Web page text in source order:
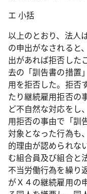
エ 小括
以上のとおり、法人
の申出がなされると
出があれば拒否した
去の「訓告書の措置
用を拒否した。拒否
たり継続雇用拒否の
ど不自然な対応をし
用拒否の事由で「訓
対象となった行為も
的理由が認められな
む組合員及び組合と
不当労働行為を繰り
がＸ４の継続雇用の